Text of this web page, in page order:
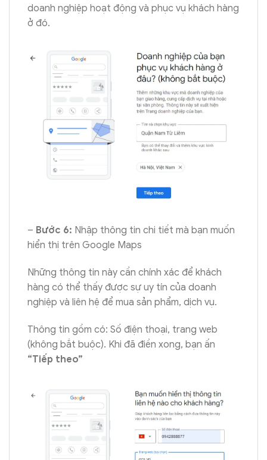
doanh nghiệp hoạt động và phục vụ khách hàng
ở đó.
– Bước 6: Nhập thông tin chi tiết mà bạn muốn
hiển thị trên Google Maps
Những thông tin này cần chính xác để khách
hàng có thể thấy được sự uy tín của doanh
nghiệp và liên hệ để mua sản phẩm, dịch vụ.
Thông tin gồm có: Số điện thoại, trang web
(không bắt buộc). Khi đã điền xong, bạn ấn
“Tiếp theo”